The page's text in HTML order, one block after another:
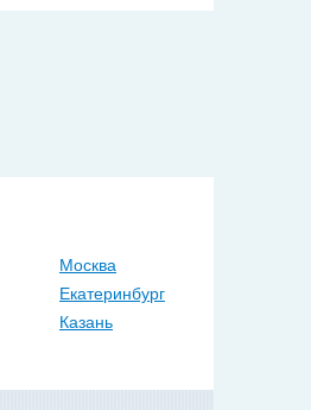
Москва
Екатеринбург
Казань